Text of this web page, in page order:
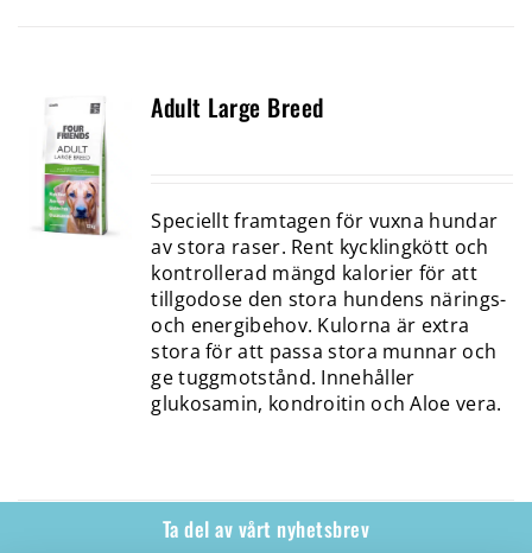
Ta del av vårt nyhetsbrev
Adult Large Breed
Speciellt framtagen för vuxna hundar
av stora raser. Rent kycklingkött och
kontrollerad mängd kalorier för att
tillgodose den stora hundens närings-
och energibehov. Kulorna är extra
stora för att passa stora munnar och
ge tuggmotstånd. Innehåller
glukosamin, kondroitin och Aloe vera.